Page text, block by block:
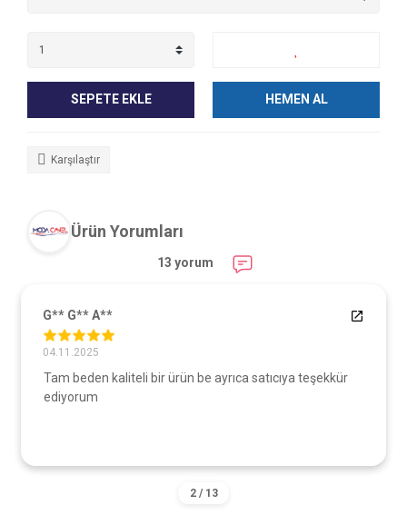
SEPETE EKLE HEMEN AL
Karşılaştır
Ürün Yorumları
13 yorum
G** G** A**
04.11.2025
Tam beden kaliteli bir ürün be ayrıca satıcıya teşekkür
ediyorum